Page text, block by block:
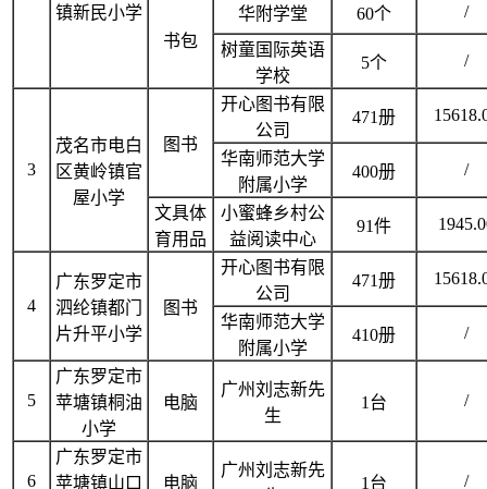
镇新民小学
书包
华附学堂 60个 /
树童国际英语
学校
5个 /
3
茂名市电白
区黄岭镇官
屋小学
图书
开心图书有限
公司
471册
华南师范大学
附属小学
400册 /
文具体
育用品
小蜜蜂乡村公
益阅读中心
91件
4
广东罗定市
泗纶镇都门
片升平小学
图书
开心图书有限
公司
471册
华南师范大学
附属小学
410册 /
5
广东罗定市
苹塘镇桐油
小学
电脑
广州刘志新先
生
1台 /
6
广东罗定市
苹塘镇山口
电脑
广州刘志新先
1台 /